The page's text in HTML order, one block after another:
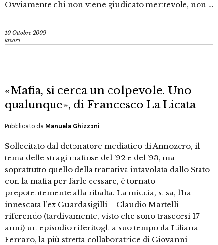
Ovviamente chi non viene giudicato meritevole, non …
10 Ottobre 2009
lavoro
«Mafia, si cerca un colpevole. Uno
qualunque», di Francesco La Licata
Pubblicato da Manuela Ghizzoni
Sollecitato dal detonatore mediatico di Annozero, il
tema delle stragi mafiose del ’92 e del ’93, ma
soprattutto quello della trattativa intavolata dallo Stato
con la mafia per farle cessare, è tornato
prepotentemente alla ribalta. La miccia, si sa, l’ha
innescata l’ex Guardasigilli – Claudio Martelli –
riferendo (tardivamente, visto che sono trascorsi 17
anni) un episodio riferitogli a suo tempo da Liliana
Ferraro, la più stretta collaboratrice di Giovanni